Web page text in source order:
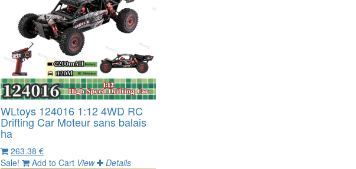
WLtoys 124016 1:12 4WD RC
Drifting Car Moteur sans balais
ha
263.38 €
Sale! Add to Cart View Details